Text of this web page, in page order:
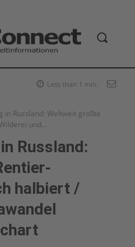
Less than 1 min.
in Russland: Weltweit größte
und...
Russland:
halbiert /